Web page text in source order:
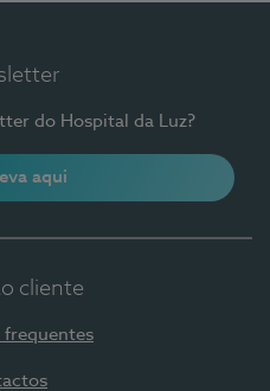
do Hospital da Luz?
aqui
cliente
frequentes